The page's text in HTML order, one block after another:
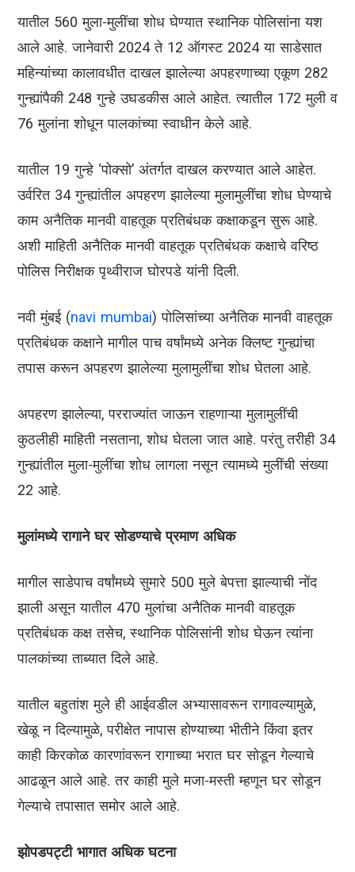
यातील 560 मुला-मुलींचा शोध घेण्यात स्थानिक पोलिसांना यश
आले आहे. जानेवारी 2024 ते 12 ऑगस्ट 2024 या साडेसात
महिन्यांच्या कालावधीत दाखल झालेल्या अपहरणाच्या एकूण 282
गुन्ह्यांपैकी 248 गुन्हे उघडकीस आले आहेत. त्यातील 172 मुली व
76 मुलांना शोधून पालकांच्या स्वाधीन केले आहे.
यातील 19 गुन्हे ‘पोक्सो’ अंतर्गत दाखल करण्यात आले आहेत.
उर्वरित 34 गुन्ह्यांतील अपहरण झालेल्या मुलामुलींचा शोध घेण्याचे
काम अनैतिक मानवी वाहतूक प्रतिबंधक कक्षाकडून सुरू आहे.
अशी माहिती अनैतिक मानवी वाहतूक प्रतिबंधक कक्षाचे वरिष्ठ
पोलिस निरीक्षक पृथ्वीराज घोरपडे यांनी दिली.
नवी मुंबई (navi mumbai) पोलिसांच्या अनैतिक मानवी वाहतूक
प्रतिबंधक कक्षाने मागील पाच वर्षांमध्ये अनेक क्लिष्ट गुन्ह्यांचा
तपास करून अपहरण झालेल्या मुलामुलींचा शोध घेतला आहे.
अपहरण झालेल्या, परराज्यांत जाऊन राहणाऱ्या मुलामुलींची
कुठलीही माहिती नसताना, शोध घेतला जात आहे. परंतु तरीही 34
गुन्ह्यांतील मुला-मुलींचा शोध लागला नसून त्यामध्ये मुलींची संख्या
22 आहे.
मुलांमध्ये रागाने घर सोडण्याचे प्रमाण अधिक
मागील साडेपाच वर्षांमध्ये सुमारे 500 मुले बेपत्ता झाल्याची नोंद
झाली असून यातील 470 मुलांचा अनैतिक मानवी वाहतूक
प्रतिबंधक कक्ष तसेच, स्थानिक पोलिसांनी शोध घेऊन त्यांना
पालकांच्या ताब्यात दिले आहे.
यातील बहुतांश मुले ही आईवडील अभ्यासावरून रागावल्यामुळे,
खेळू न दिल्यामुळे, परीक्षेत नापास होण्याच्या भीतीने किंवा इतर
काही किरकोळ कारणांवरून रागाच्या भरात घर सोडून गेल्याचे
आढळून आले आहे. तर काही मुले मजा-मस्ती म्हणून घर सोडून
गेल्याचे तपासात समोर आले आहे.
झोपडपट्टी भागात अधिक घटना